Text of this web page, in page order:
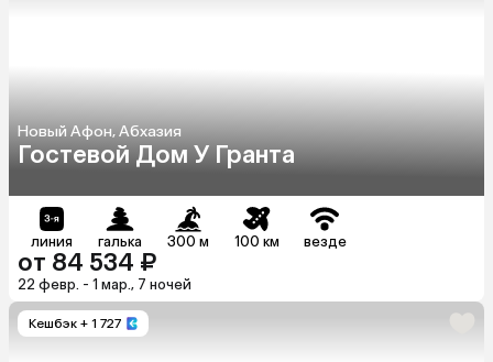
Новый Афон, Абхазия
Гостевой Дом У Гранта
линия галька 300 м 100 км везде
от 84 534 ₽
22 февр. - 1 мар., 7 ночей
Кешбэк + 1 727